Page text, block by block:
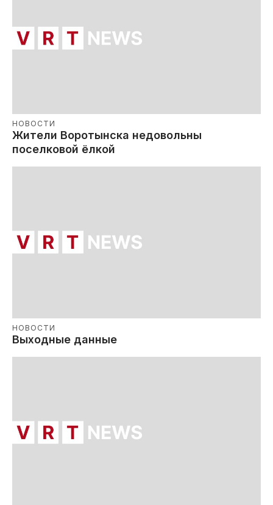
НОВОСТИ
Жители Воротынска недовольны
поселковой ёлкой
НОВОСТИ
Выходные данные